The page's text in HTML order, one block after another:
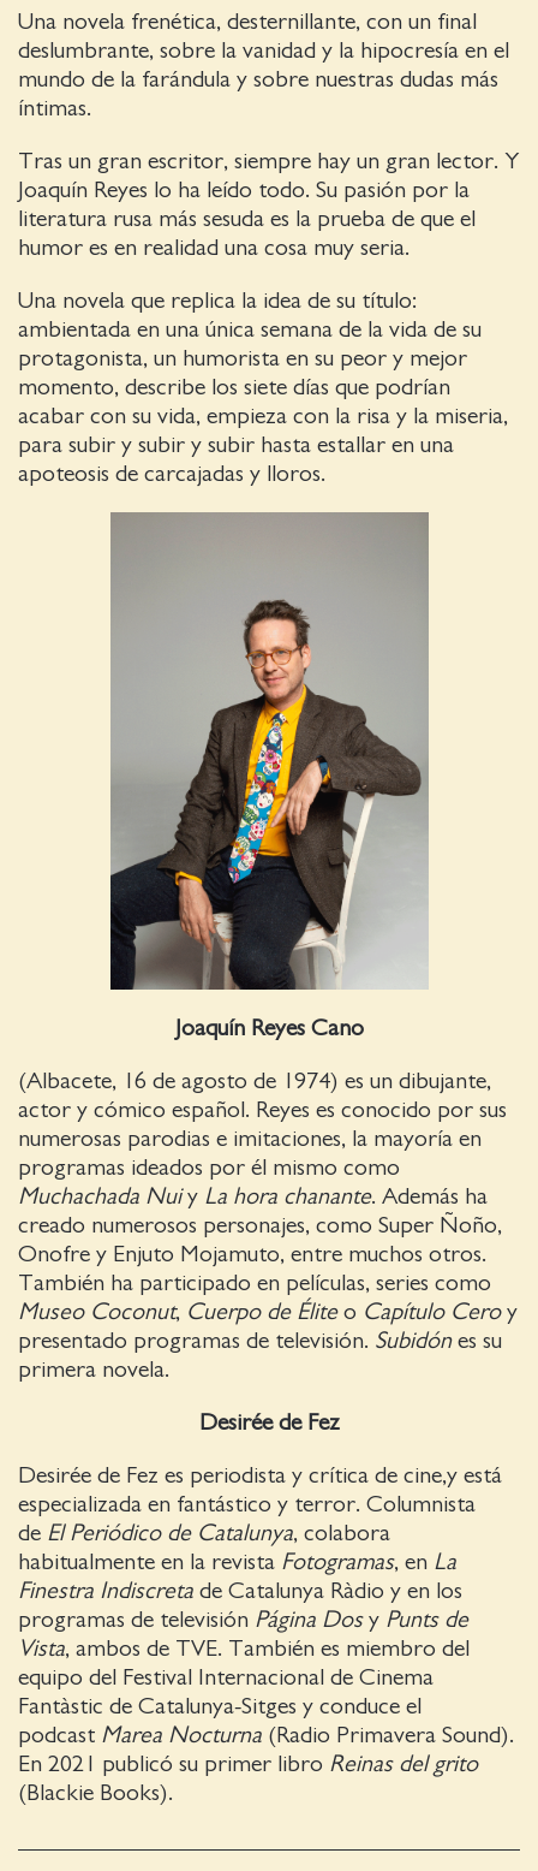
Una novela frenética, desternillante, con un final
deslumbrante, sobre la vanidad y la hipocresía en el
mundo de la farándula y sobre nuestras dudas más
íntimas.
Tras un gran escritor, siempre hay un gran lector. Y
Joaquín Reyes lo ha leído todo. Su pasión por la
literatura rusa más sesuda es la prueba de que el
humor es en realidad una cosa muy seria.
Una novela que replica la idea de su título:
ambientada en una única semana de la vida de su
protagonista, un humorista en su peor y mejor
momento, describe los siete días que podrían
acabar con su vida, empieza con la risa y la miseria,
para subir y subir y subir hasta estallar en una
apoteosis de carcajadas y lloros.
Joaquín Reyes Cano
(Albacete, 16 de agosto de 1974) es un dibujante,
actor y cómico español. Reyes es conocido por sus
numerosas parodias e imitaciones, la mayoría en
programas ideados por él mismo como
Muchachada Nuiy La hora chanante. Además ha
creado numerosos personajes, como Super Ñoño,
Onofre y Enjuto Mojamuto, entre muchos otros.
También ha participado en películas, series como
Museo Coconut, Cuerpo de Éliteo Capítulo Ceroy
presentado programas de televisión. Subidónes su
primera novela.
Desirée de Fez
Desirée de Fez es periodista y crítica de cine,y está
especializada en fantástico y terror. Columnista
de El Periódico de Catalunya, colabora
habitualmente en la revista Fotogramas, en La
Finestra Indiscreta de Catalunya Ràdio y en los
programas de televisión Página Dosy Punts de
Vista, ambos de TVE. También es miembro del
equipo del Festival Internacional de Cinema
Fantàstic de Catalunya-Sitges y conduce el
podcast Marea Nocturna (Radio Primavera Sound).
En 2021 publicó su primer libro Reinas del grito
(Blackie Books).